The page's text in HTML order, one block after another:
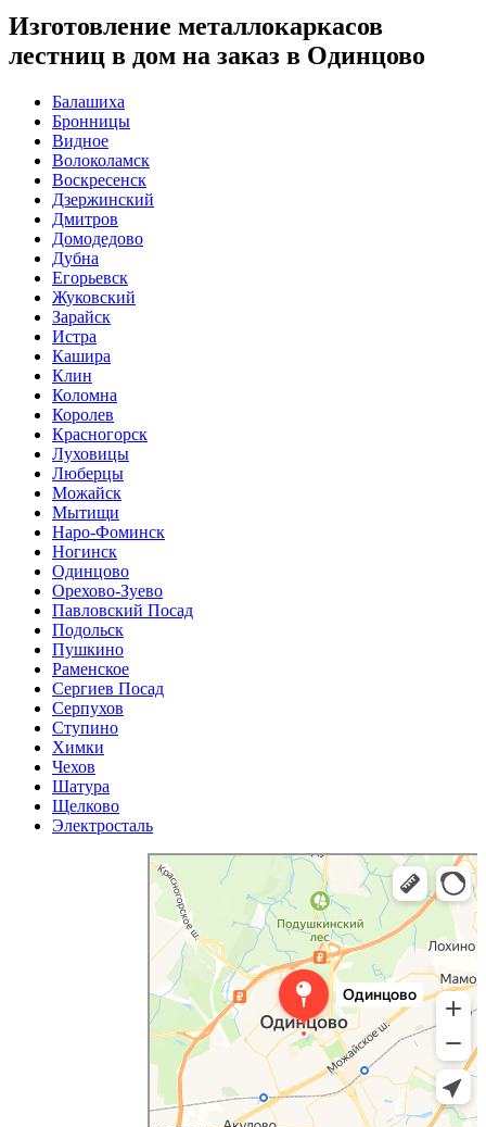
Изготовление металлокаркасов
лестниц в дом на заказ в Одинцово
Балашиха
Бронницы
Видное
Волоколамск
Воскресенск
Дзержинский
Дмитров
Домодедово
Дубна
Егорьевск
Жуковский
Зарайск
Истра
Кашира
Клин
Коломна
Королев
Красногорск
Луховицы
Люберцы
Можайск
Мытищи
Наро-Фоминск
Ногинск
Одинцово
Орехово-Зуево
Павловский Посад
Подольск
Пушкино
Раменское
Сергиев Посад
Серпухов
Ступино
Химки
Чехов
Шатура
Щелково
Электросталь